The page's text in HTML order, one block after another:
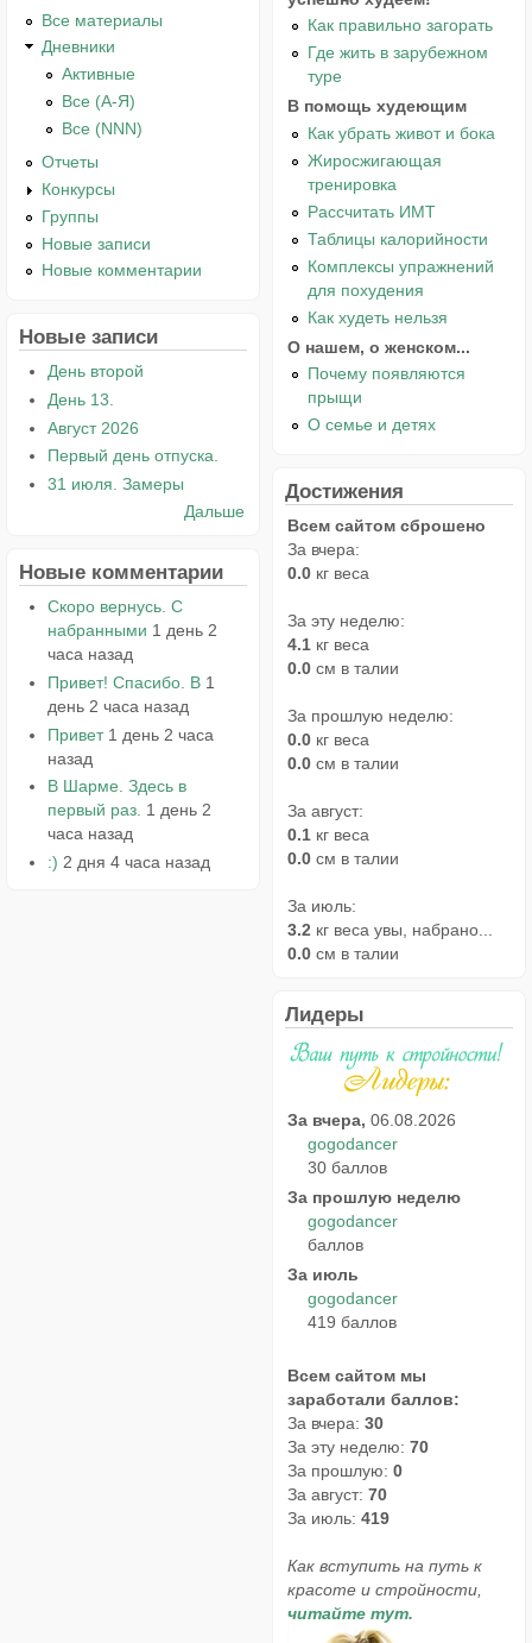
Все материалы
Дневники
Активные
Все (А-Я)
Все (NNN)
Отчеты
Конкурсы
Группы
Новые записи
Новые комментарии
Новые записи
День второй
День 13.
Август 2026
Первый день отпуска.
31 июля. Замеры
Дальше
Новые комментарии
Скоро вернусь. С
набранными 1 день 2
часа назад
Привет! Спасибо. В 1
день 2 часа назад
Привет 1 день 2 часа
назад
В Шарме. Здесь в
первый раз. 1 день 2
часа назад
:) 2 дня 4 часа назад
Как правильно загорать
Где жить в зарубежном
туре
В помощь худеющим
Как убрать живот и бока
Жиросжигающая
тренировка
Рассчитать ИМТ
Таблицы калорийности
Комплексы упражнений
для похудения
Как худеть нельзя
О нашем, о женском...
Почему появляются
прыщи
О семье и детях
Достижения
Всем сайтом сброшено
За вчера:
0.0 кг веса
За эту неделю:
4.1 кг веса
0.0 см в талии
За прошлую неделю:
0.0 кг веса
0.0 см в талии
За август:
0.1 кг веса
0.0 см в талии
За июль:
3.2 кг веса увы, набрано...
0.0 см в талии
Лидеры
За вчера, 06.08.2026
gogodancer
30 баллов
За прошлую неделю
gogodancer
баллов
За июль
gogodancer
419 баллов
Всем сайтом мы
заработали баллов:
За вчера: 30
За эту неделю: 70
За прошлую: 0
За август: 70
За июль: 419
Как вступить на путь к
красоте и стройности,
читайте тут.